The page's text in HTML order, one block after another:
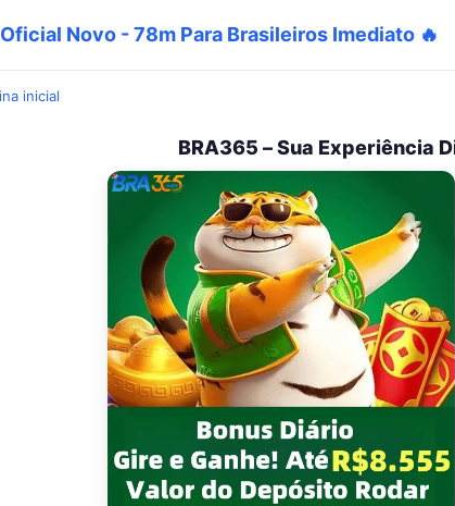
Novo - 78m Para Brasileiros Imediato 🔥
inicial
BRA365 – Sua Experiência